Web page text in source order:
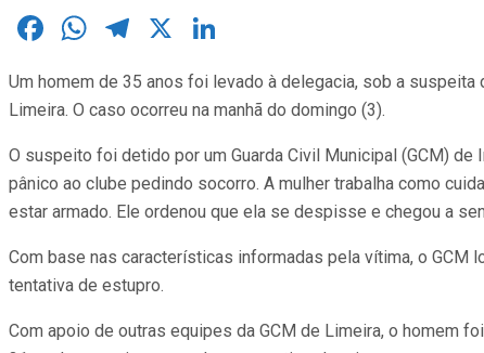
Facebook
WhatsApp
Telegram
X
Um homem de 35 anos foi levado à delegacia, sob a suspeita
Limeira. O caso ocorreu na manhã do domingo (3).
O suspeito foi detido por um Guarda Civil Municipal (GCM)
pânico ao clube pedindo socorro. A mulher trabalha como
estar armado. Ele ordenou que ela se despisse e chegou a
Com base nas características informadas pela vítima, o
tentativa de estupro.
Com apoio de outras equipes da GCM de Limeira, o homem